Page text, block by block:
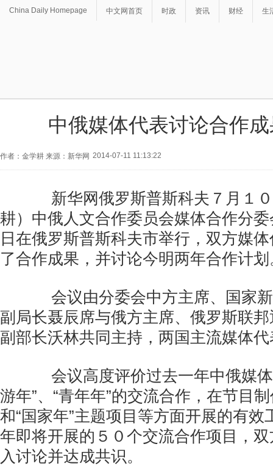
China Daily Homepage 中文网首页 时政 资讯 财经 生
中俄媒体代表讨论合作
作者：金学耕 来源：新华网 2014-07-11 11:13:22
新华网俄罗斯普斯科夫７月１０
耕）中俄人文合作委员会媒体合作分
日在俄罗斯普斯科夫市举行，双方媒
了合作成果，并讨论今明两年合作计划
会议由分委会中方主席、国家新
副局长聂辰席与俄方主席、俄罗斯联
副部长沃林共同主持，两国主流媒体
会议高度评价过去一年中俄媒体
游年”、“青年年”的交流合作，在节目
和“国家年”主题项目等方面开展的有效
年即将开展的５０个交流合作项目，
入讨论并达成共识。